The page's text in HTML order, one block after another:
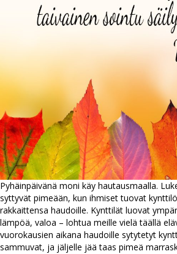
Pyhäinpäivänä moni käy hautausmaalla.
syttyvät pimeään, kun ihmiset tuovat
rakkaittensa haudoille. Kynttilät luovat
lämpöä, valoa – lohtua meille vielä täällä
vuorokausien aikana haudoille sytytetyt
sammuvat, ja jäljelle jää taas pimeä